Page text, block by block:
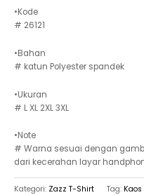
•Kode
# 26121
•Bahan
# katun Polyester spandek
•Ukuran
# L XL 2XL 3XL
•Note
# Warna sesuai dengan
dari kecerahan layar
Kategori: Zazz T-Shirt Tag: Kaos